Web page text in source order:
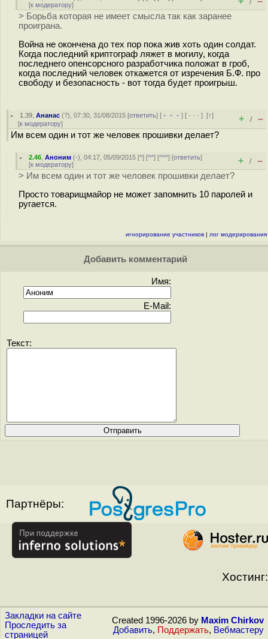
[к модератору] /
> Борьба которая не имеет смысла так как заранее
проиграна.
Война не окончена до тех пор пока жив хоть один солдат.
Когда последний криптограф ляжет в могилу, когда
последнего опенсорсного разработчика положат в гроб,
когда последний человек откажется от изречения Б.Ф. про
свободу и безопасность - вот тогда будет проигрыш.
1.39 ,Ананас (?), 07:30, 31/08/2015 [ответить] [ ﹢﹢﹢] [ · · ·][↑]
[к модератору] + / –
Им всем один и тот же человек прошивки делает?
2.46 ,Аноним (-), 04:17, 05/09/2015 [^] [^^] [^^^] [ответить]
[к модератору] + / –
> Им всем один и тот же человек прошивки делает?
Просто товарищмайор не может запомнить 10 паролей и
ругается.
игнорирование участников | лог модерирования
Добавить комментарий
Имя:
E-Mail:
Текст:
Партнёры:
Хостинг:
Закладки на сайте
Проследить за
страницей
Created 1996-2026 by Maxim Chirkov
Добавить, Поддержать, Вебмастеру